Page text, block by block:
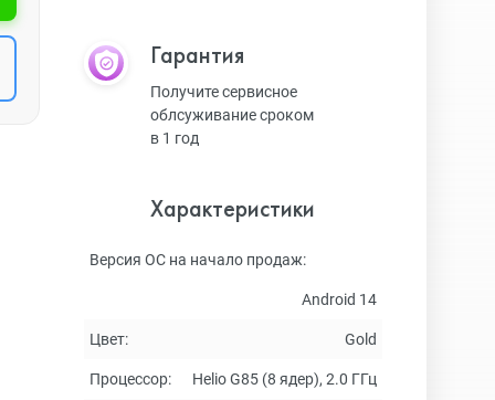
Гарантия
Получите сервисное
облсуживание сроком
в 1 год
Характеристики
Версия ОС на начало продаж:
Android 14
Цвет: Gold
Процессор: Helio G85 (8 ядер), 2.0 ГГц